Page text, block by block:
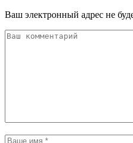
Ваш электронный адрес не